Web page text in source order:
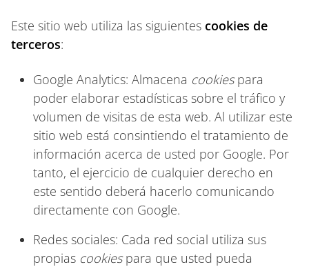
Este sitio web utiliza las siguientes cookies de
terceros:
Google Analytics: Almacena cookiespara
poder elaborar estadísticas sobre el tráfico y
volumen de visitas de esta web. Al utilizar este
sitio web está consintiendo el tratamiento de
información acerca de usted por Google. Por
tanto, el ejercicio de cualquier derecho en
este sentido deberá hacerlo comunicando
directamente con Google.
Redes sociales: Cada red social utiliza sus
propias cookiespara que usted pueda